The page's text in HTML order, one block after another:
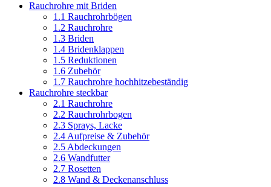
Rauchrohre mit Briden
1.1 Rauchrohrbögen
1.2 Rauchrohre
1.3 Briden
1.4 Bridenklappen
1.5 Reduktionen
1.6 Zubehör
1.7 Rauchrohre hochhitzebeständig
Rauchrohre steckbar
2.1 Rauchrohre
2.2 Rauchrohrbogen
2.3 Sprays, Lacke
2.4 Aufpreise & Zubehör
2.5 Abdeckungen
2.6 Wandfutter
2.7 Rosetten
2.8 Wand & Deckenanschluss